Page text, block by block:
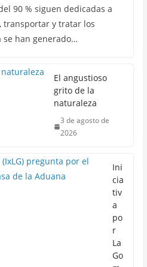
90 % siguen dedicadas a
transportar y tratar los
se han generado…
El angustioso
grito de la
naturaleza
3 de agosto de
2026
Ini
cia
tiv
a
po
r
La
Go